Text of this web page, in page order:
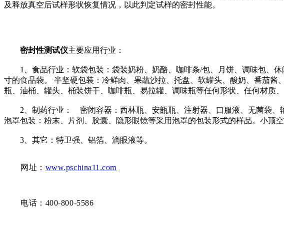
及释放真空后试样形状恢复情况，以此判定试样的密封性能。
密封性测试仪主要应用行业：
1、食品行业：软袋包装：袋装奶粉、奶酪、咖啡条/包、月饼、调味包、休
寸的食品袋。 半坚硬包装：冷鲜肉、果蔬沙拉、托盘、软罐头、酸奶、番茄
瓶、油桶、罐头、桶装饼干、咖啡瓶、易拉罐、调味瓶等任何形状、任何材质、
2、制药行业： 密闭容器：西林瓶、安瓿瓶、注射器、口服液、无菌袋、输
泡罩包装：粉末、片剂、胶囊、隐形眼镜等采用泡罩的包装形式的样品。小顶
3、其它：特卫强、铝箔、滴眼液等。
网址： www.pschina11.com
电话：400-800-5586